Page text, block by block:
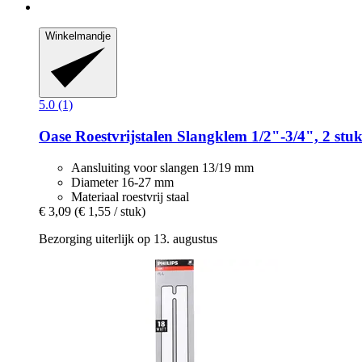
Winkelmandje
5.0 (1)
Oase Roestvrijstalen Slangklem 1/2"-​3/4", 2
Aansluiting voor slangen 13/19 mm
Diameter 16-27 mm
Materiaal roestvrij staal
€ 3,09 (€ 1,55 / stuk)
Bezorging uiterlijk op 13. augustus